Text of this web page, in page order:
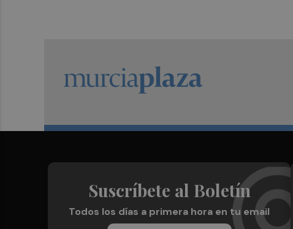
Suscríbete al Boletín
Todos los días a primera hora en tu email